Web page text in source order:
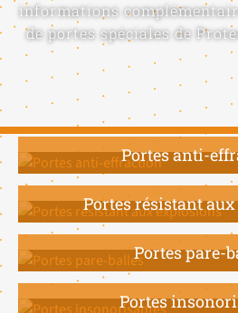
informations
de portes spéciales de
Portes anti-
Portes résistant
Portes pare-
Portes